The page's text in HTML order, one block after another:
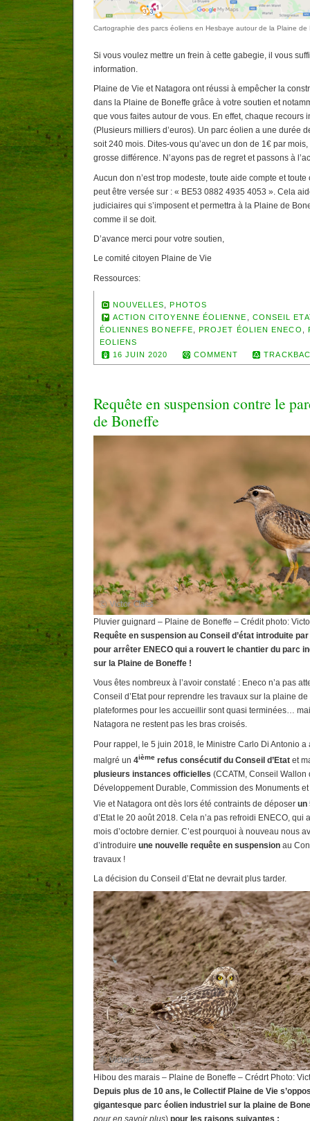
Cartographie des parcs éoliens en Hesbaye autour de la Plaine de
Si vous voulez mettre un frein à cette gabegie, il vous
information.
Plaine de Vie et Natagora ont réussi à empêcher la
dans la Plaine de Boneffe grâce à votre soutien et
que vous faites autour de vous. En effet, chaque recours
(Plusieurs milliers d’euros). Un parc éolien a une durée
soit 240 mois. Dites-vous qu’avec un don de 1€ par
grosse différence. N’ayons pas de regret et passons à
Aucun don n’est trop modeste, toute aide compte et
peut être versée sur : « BE53 0882 4935 4053 ». Cela
judiciaires qui s’imposent et permettra à la Plaine de
comme il se doit.
D’avance merci pour votre soutien,
Le comité citoyen Plaine de Vie
Ressources:
NOUVELLES ,PHOTOS
ACTION CITOYENNE ÉOLIENNE
CONSEIL
ÉOLIENNES BONEFFE ,PROJET ÉOLIEN ENECO
EOLIENS
16 JUIN 2020
COMMENT
Requête en suspension contre le
de Boneffe
Pluvier guignard – Plaine de Boneffe – Crédit photo:
Requête en suspension au Conseil d’état introduite
pour arrêter ENECO qui a rouvert le chantier du parc
sur la Plaine de Boneffe !
Vous êtes nombreux à l’avoir constaté : Eneco n’a pas
Conseil d’Etat pour reprendre les travaux sur la plaine de
plateformes pour les accueillir sont quasi terminées…
Natagora ne restent pas les bras croisés.
Pour rappel, le 5 juin 2018, le Ministre Carlo Di Antonio a
malgré un 4ième refus consécutif du Conseil d’Etat et
plusieurs instances officielles (CCATM, Conseil Wallon
Développement Durable, Commission des Monuments
Vie et Natagora ont dès lors été contraints de déposer un
d’Etat le 20 août 2018. Cela n’a pas refroidi ENECO, qui
mois d’octobre dernier. C’est pourquoi à nouveau nous
d’introduire une nouvelle requête en suspension au
travaux !
La décision du Conseil d’Etat ne devrait plus tarder.
Hibou des marais – Plaine de Boneffe – Crédrt Photo:
Depuis plus de 10 ans, le Collectif Plaine de Vie
gigantesque parc éolien industriel sur la plaine de
pour en savoir plus) pour les raisons suivantes :